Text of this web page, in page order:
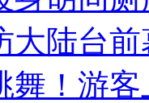
大陆台
舞！游客